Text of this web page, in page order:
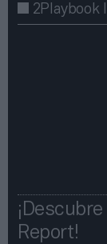
2Playbook
Report!​​